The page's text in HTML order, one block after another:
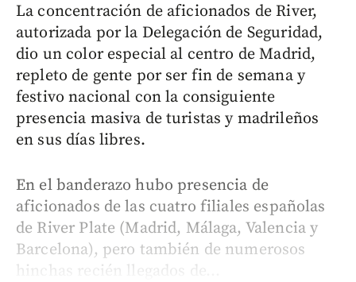
La concentración de aficionados de River,
autorizada por la Delegación de Seguridad,
dio un color especial al centro de Madrid,
repleto de gente por ser fin de semana y
festivo nacional con la consiguiente
presencia masiva de turistas y madrileños
en sus días libres.
En el banderazo hubo presencia de
aficionados de las cuatro filiales españolas
de River Plate (Madrid, Málaga, Valencia y
Barcelona), pero también de numerosos
hinchas recién llegados de...